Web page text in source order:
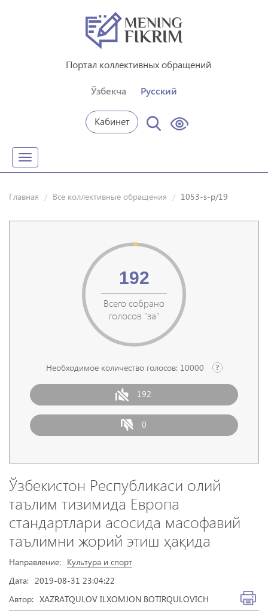
Портал коллективных обращений
Ўзбекча Русский
Кабинет
Toggle
navigation
Главная Все коллективные обращения 1053-s-p/19
Всего собрано
голосов "за"
192
Необходимое количество голосов: 10000
192
0
Ўзбекистон Республикаси олий
таълим тизимида Европа
стандартлари асосида масофавий
таълимни жорий этиш ҳақида
Направление: Культура и спорт
Дата: 2019-08-31 23:04:22
Автор: XAZRATQULOV ILXOMJON BOTIRQULOVICH